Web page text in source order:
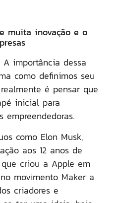
muita inovação e o
A importância dessa
como definimos seu
é pensar que
inicial para
como Elon Musk,
aos 12 anos de
criou a Apple em
movimento Maker a
criadores e